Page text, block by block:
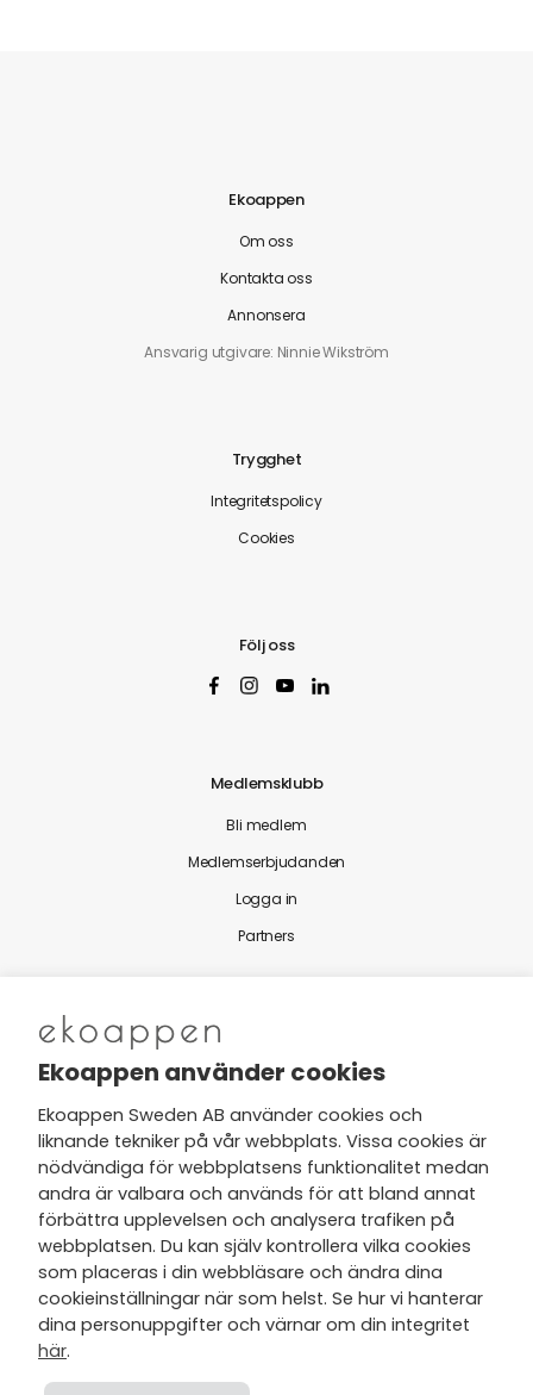
Ekoappen
Om oss
Kontakta oss
Annonsera
Ansvarig utgivare: Ninnie Wikström
Trygghet
Integritetspolicy
Cookies
Följ oss
Medlemsklubb
Bli medlem
Medlemserbjudanden
Logga in
Partners
Nytt från Ekoappen
Jag har tagit del av Ekoappens
personuppgifts- och
integritetspolicyoch tar gärna del
av nyheter, hälsotips och exklusiva
erbjudanden via min e-post.
Ekoappen använder cookies
Ekoappen Sweden AB använder cookies och
liknande tekniker på vår webbplats. Vissa cookies är
nödvändiga för webbplatsens funktionalitet medan
andra är valbara och används för att bland annat
förbättra upplevelsen och analysera trafiken på
webbplatsen. Du kan själv kontrollera vilka cookies
som placeras i din webbläsare och ändra dina
cookieinställningar när som helst. Se hur vi hanterar
dina personuppgifter och värnar om din integritet
här.